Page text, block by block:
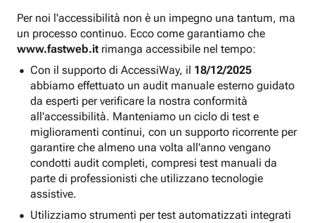
Per noi l'accessibilità non è un impegno una tantum, ma
un processo continuo. Ecco come garantiamo che
www.fastweb.it rimanga accessibile nel tempo:
Con il supporto di AccessiWay, il 18/12/2025
abbiamo effettuato un audit manuale esterno guidato
da esperti per verificare la nostra conformità
all'accessibilità. Manteniamo un ciclo di test e
miglioramenti continui, con un supporto ricorrente per
garantire che almeno una volta all'anno vengano
condotti audit completi, compresi test manuali da
parte di professionisti che utilizzano tecnologie
assistive.
Utilizziamo strumenti per test automatizzati integrati